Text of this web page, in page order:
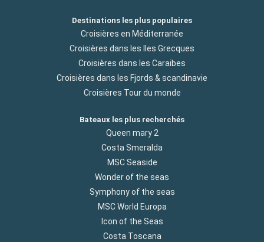
Destinations les plus populaires
Croisières en Méditerranée
Croisières dans les Iles Grecques
Croisières dans les Caraibes
Croisières dans les Fjords & scandinavie
Croisières Tour du monde
Bateaux les plus recherchés
Queen mary 2
Costa Smeralda
MSC Seaside
Wonder of the seas
Symphony of the seas
MSC World Europa
Icon of the Seas
Costa Toscana